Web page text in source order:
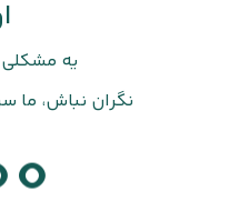
یه
نگران نباش،